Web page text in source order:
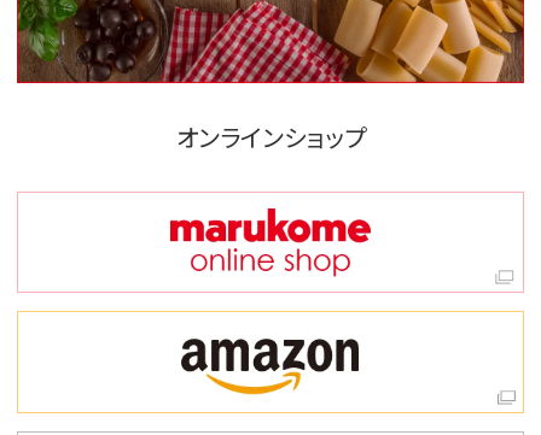
オンラインショップ